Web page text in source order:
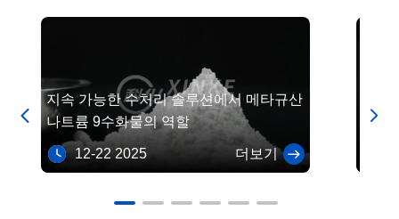
지속 가능한 수처리 솔루션에서 메타규산
나트륨 9수화물의 역할
12-22 2025 더보기
특한
 